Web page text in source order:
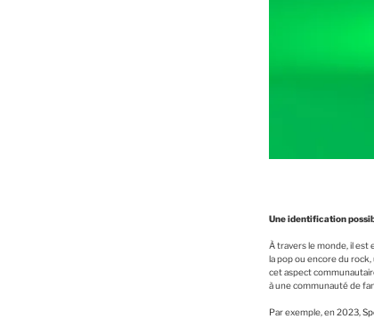
Une identification
À travers le monde, il est
la pop ou encore du
cet aspect
à une communauté de
Par exemple, en 2023,